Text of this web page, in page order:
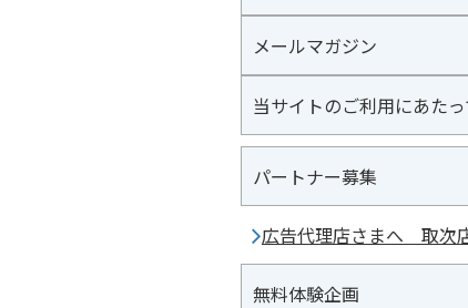
メールマガジン
当サイトのご利用にあたっ
パートナー募集
広告代理店さまへ 取次
無料体験企画